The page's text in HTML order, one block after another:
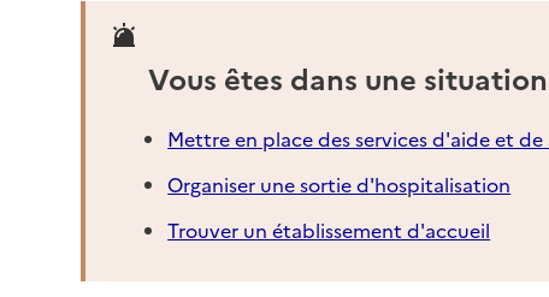
Vous êtes dans une situation
Mettre en place des services d'aide et
Organiser une sortie d'hospitalisation
Trouver un établissement d'accueil